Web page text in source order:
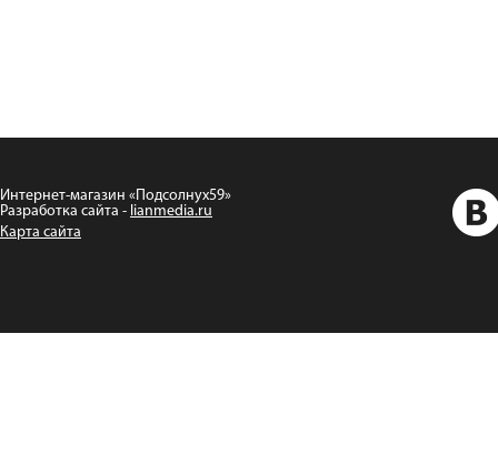
Интернет-магазин «Подсолнух59»
Разработка сайта - lianmedia.ru
Карта сайта